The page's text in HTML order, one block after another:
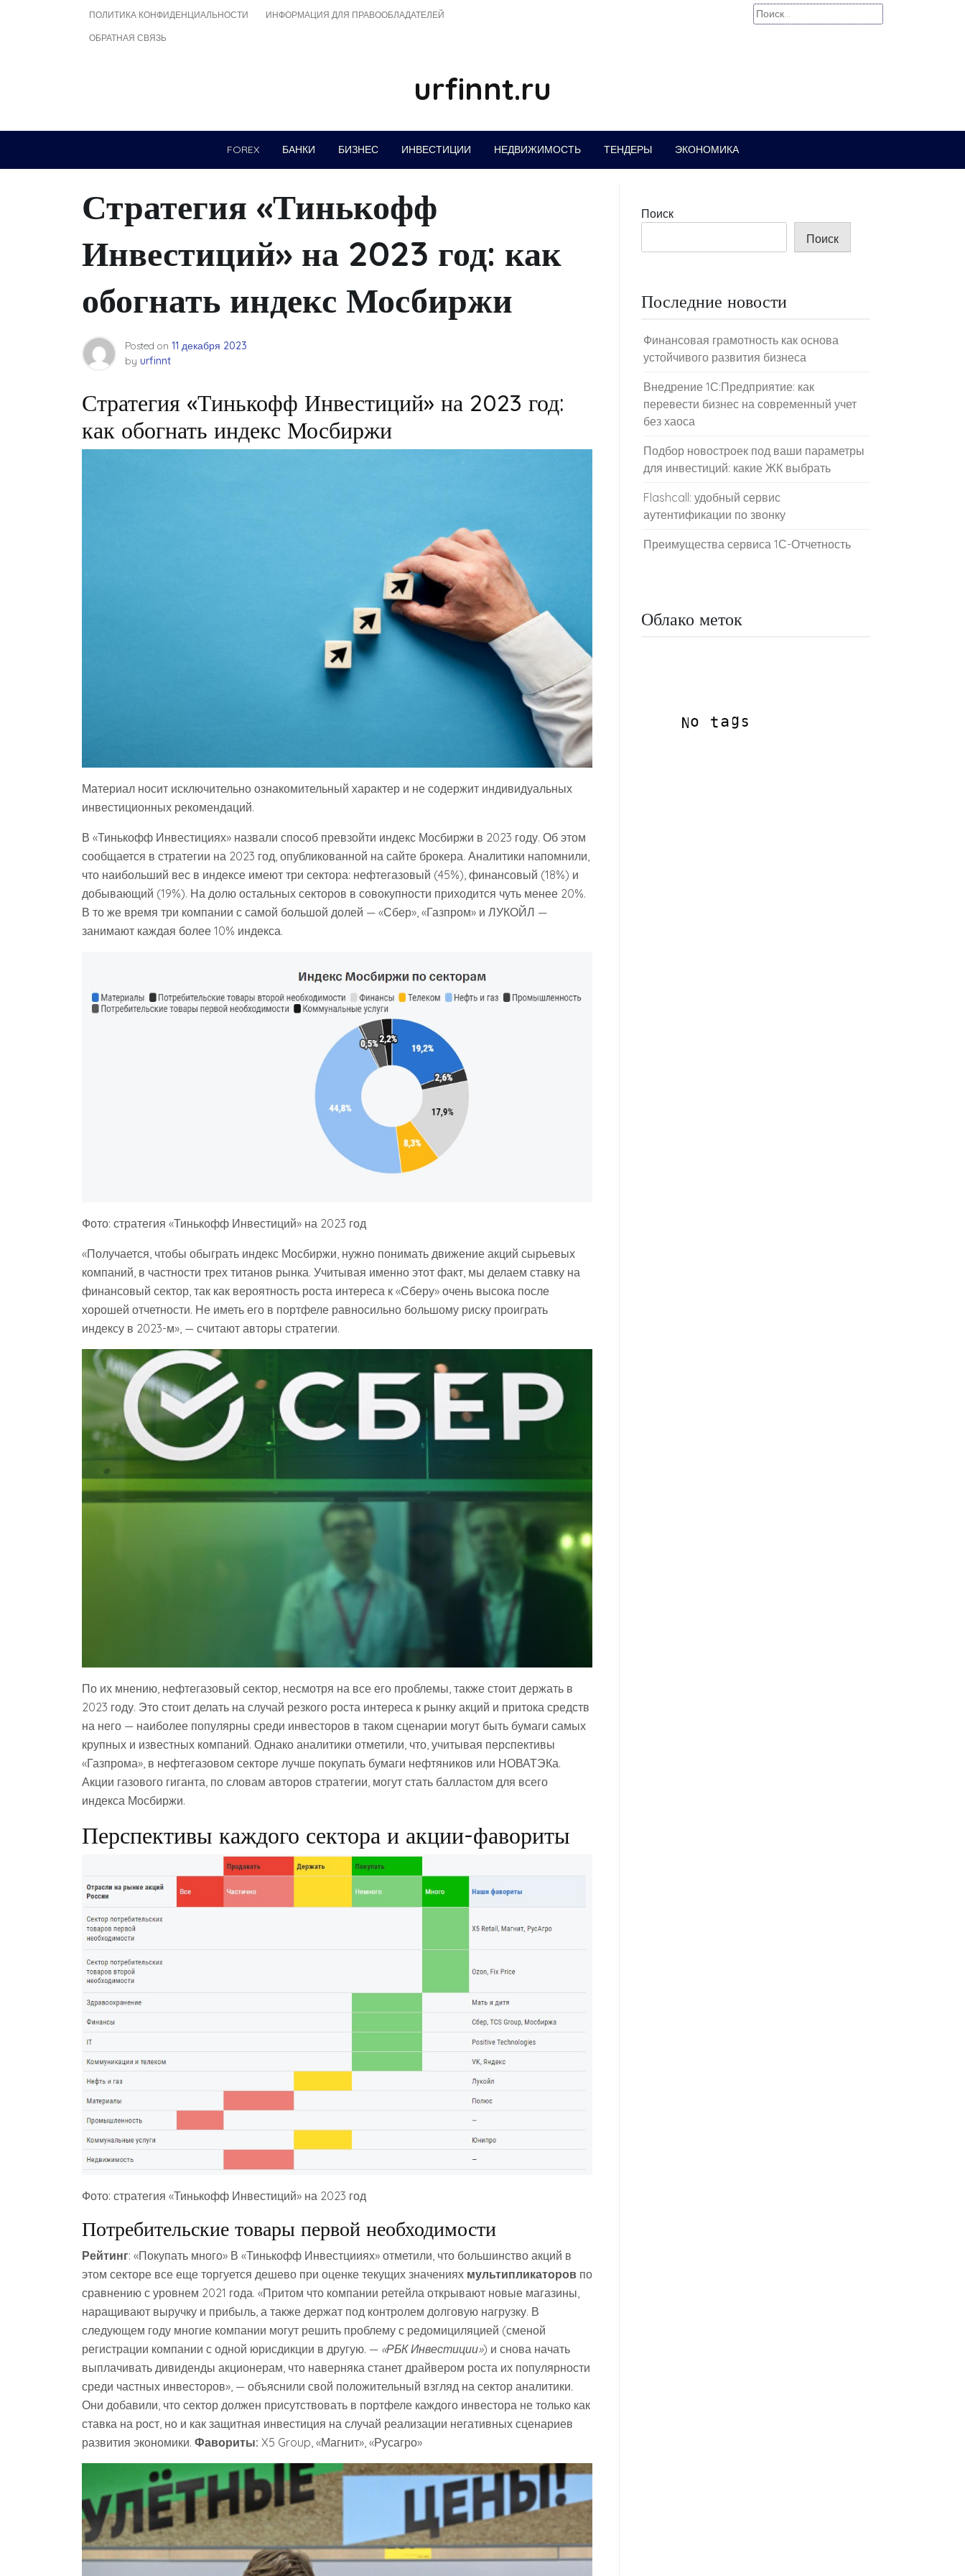
ПОЛИТИКА КОНФИДЕНЦИАЛЬНОСТИ ИНФОРМАЦИЯ ДЛЯ ПРАВООБЛАДАТЕЛЕЙ
ОБРАТНАЯ СВЯЗЬ
Найти:
urfinnt.ru
FOREX БАНКИ БИЗНЕС ИНВЕСТИЦИИ НЕДВИЖИМОСТЬ ТЕНДЕРЫ ЭКОНОМИКА
Стратегия «Тинькофф
Инвестиций» на 2023 год: как
обогнать индекс Мосбиржи
Posted on 11 декабря 2023
by urfinnt
Стратегия «Тинькофф Инвестиций» на 2023 год:
как обогнать индекс Мосбиржи
Материал носит исключительно ознакомительный характер и не содержит индивидуальных
инвестиционных рекомендаций.
В «Тинькофф Инвестициях» назвали способ превзойти индекс Мосбиржи в 2023 году. Об этом
сообщается в стратегии на 2023 год, опубликованной на сайте брокера. Аналитики напомнили,
что наибольший вес в индексе имеют три сектора: нефтегазовый (45%), финансовый (18%) и
добывающий (19%). На долю остальных секторов в совокупности приходится чуть менее 20%.
В то же время три компании с самой большой долей — «Сбер», «Газпром» и ЛУКОЙЛ —
занимают каждая более 10% индекса.
Фото: стратегия «Тинькофф Инвестиций» на 2023 год
«Получается, чтобы обыграть индекс Мосбиржи, нужно понимать движение акций сырьевых
компаний, в частности трех титанов рынка. Учитывая именно этот факт, мы делаем ставку на
финансовый сектор, так как вероятность роста интереса к «Сберу» очень высока после
хорошей отчетности. Не иметь его в портфеле равносильно большому риску проиграть
индексу в 2023-м», — считают авторы стратегии.
По их мнению, нефтегазовый сектор, несмотря на все его проблемы, также стоит держать в
2023 году. Это стоит делать на случай резкого роста интереса к рынку акций и притока средств
на него — наиболее популярны среди инвесторов в таком сценарии могут быть бумаги самых
крупных и известных компаний. Однако аналитики отметили, что, учитывая перспективы
«Газпрома», в нефтегазовом секторе лучше покупать бумаги нефтяников или НОВАТЭКа.
Акции газового гиганта, по словам авторов стратегии, могут стать балластом для всего
индекса Мосбиржи.
Перспективы каждого сектора и акции-фавориты
Фото: стратегия «Тинькофф Инвестиций» на 2023 год
Потребительские товары первой необходимости
Рейтинг: «Покупать много» В «Тинькофф Инвестцииях» отметили, что большинство акций в
этом секторе все еще торгуется дешево при оценке текущих значениях мультипликаторов по
сравнению с уровнем 2021 года. «Притом что компании ретейла открывают новые магазины,
наращивают выручку и прибыль, а также держат под контролем долговую нагрузку. В
следующем году многие компании могут решить проблему с редомициляцией (сменой
регистрации компании с одной юрисдикции в другую. — «РБК Инвестиции») и снова начать
выплачивать дивиденды акционерам, что наверняка станет драйвером роста их популярности
среди частных инвесторов», — объяснили свой положительный взгляд на сектор аналитики.
Они добавили, что сектор должен присутствовать в портфеле каждого инвестора не только как
ставка на рост, но и как защитная инвестиция на случай реализации негативных сценариев
развития экономики. Фавориты: X5 Group, «Магнит», «Русагро»
Поиск
Поиск
Последние новости
Финансовая грамотность как основа
устойчивого развития бизнеса
Внедрение 1С:Предприятие: как
перевести бизнес на современный учет
без хаоса
Подбор новостроек под ваши параметры
для инвестиций: какие ЖК выбрать
Flashcall: удобный сервис
аутентификации по звонку
Преимущества сервиса 1С-Отчетность
Облако меток